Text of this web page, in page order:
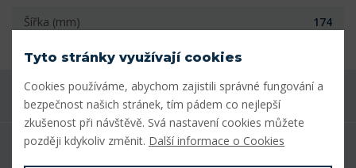
Šířka (mm) 174
Máte dotaz k produktu?
Tyto stránky využívají cookies
Cookies používáme, abychom zajistili správné fungování a
bezpečnost našich stránek, tím pádem co nejlepší
zkušenost při návštěvě. Svá nastavení cookies můžete
později kdykoliv změnit. Další informace o Cookies